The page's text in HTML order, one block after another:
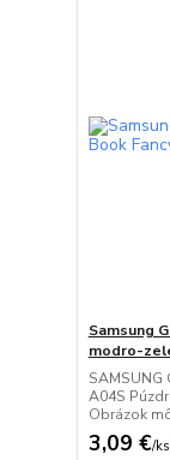
Samsung
modro-
SAMSUNG
A04S
Obrázok
3,09 €/ks